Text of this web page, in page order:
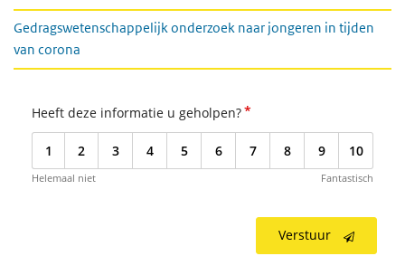
Gedragswetenschappelijk onderzoek naar jongeren in tijden
van corona
Heeft deze informatie u geholpen?*
1 2 3 4 5 6 7 8 9 10
Helemaal niet Fantastisch
Verstuur